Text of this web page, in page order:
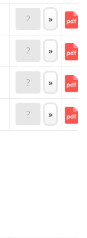
? »
? »
? »
? »